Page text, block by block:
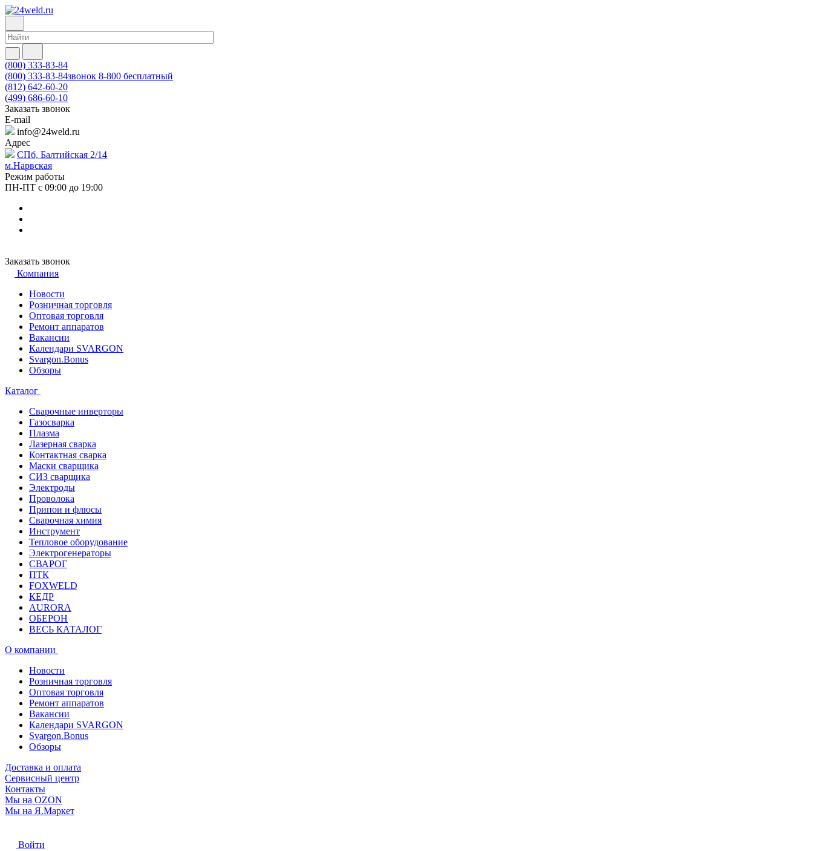
(800) 333-83-84
(800) 333-83-84звонок 8-800 бесплатный
(812) 642-60-20
(499) 686-60-10
Заказать звонок
E-mail
info@24weld.ru
Адрес
СПб, Балтийская 2/14
м.Нарвская
Режим работы
ПН-ПТ с 09:00 до 19:00
Заказать звонок
Компания
Новости
Розничная торговля
Оптовая торговля
Ремонт аппаратов
Вакансии
Календари SVARGON
Svargon.Bonus
Обзоры
Каталог
Сварочные инверторы
Газосварка
Плазма
Лазерная сварка
Контактная сварка
Маски сварщика
СИЗ сварщика
Электроды
Проволока
Припои и флюсы
Сварочная химия
Инструмент
Тепловое оборудование
Электрогенераторы
СВАРОГ
ПТК
FOXWELD
КЕДР
AURORA
ОБЕРОН
ВЕСЬ КАТАЛОГ
О компании
Новости
Розничная торговля
Оптовая торговля
Ремонт аппаратов
Вакансии
Календари SVARGON
Svargon.Bonus
Обзоры
Доставка и оплата
Сервисный центр
Контакты
Мы на OZON
Мы на Я.Маркет
Войти